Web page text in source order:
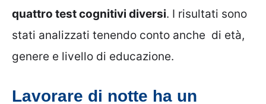
quattro test cognitivi diversi. I risultati sono
stati analizzati tenendo conto anche di età,
genere e livello di educazione.
Lavorare di notte ha un